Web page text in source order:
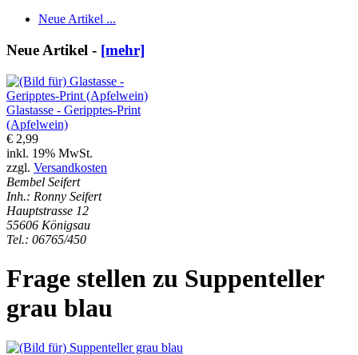
Neue Artikel ...
Neue Artikel - [mehr]
Glastasse - Geripptes-Print
(Apfelwein)
€ 2,99
inkl. 19% MwSt.
zzgl. Versandkosten
Bembel Seifert
Inh.: Ronny Seifert
Hauptstrasse 12
55606 Königsau
Tel.: 06765/450
Frage stellen zu Suppenteller
grau blau